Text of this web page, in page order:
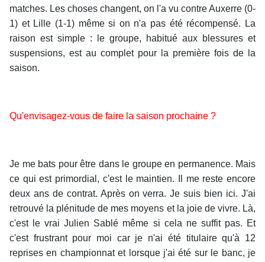
matches. Les choses changent, on l'a vu contre Auxerre (0-
1) et Lille (1-1) même si on n'a pas été récompensé. La
raison est simple : le groupe, habitué aux blessures et
suspensions, est au complet pour la première fois de la
saison.
Qu'envisagez-vous de faire la saison prochaine ?
Je me bats pour être dans le groupe en permanence. Mais
ce qui est primordial, c'est le maintien. Il me reste encore
deux ans de contrat. Après on verra. Je suis bien ici. J'ai
retrouvé la plénitude de mes moyens et la joie de vivre. Là,
c'est le vrai Julien Sablé même si cela ne suffit pas. Et
c'est frustrant pour moi car je n'ai été titulaire qu'à 12
reprises en championnat et lorsque j'ai été sur le banc, je